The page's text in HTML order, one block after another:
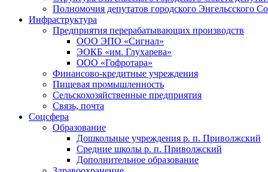
Полномочия депутатов городского Энгельсского
Инфраструктура
Предприятия перерабатывающих производств
ООО ЭПО «Сигнал»
ЭОКБ «им. Глухарева»
ООО «Гофротара»
Финансово-кредитные учреждения
Пищевая промышленность
Сельскохозяйственные предприятия
Связь, почта
Соцсфера
Образование
Дошкольные учреждения р. п. Приволжский
Средние школы р. п. Приволжский
Дополнительное образование